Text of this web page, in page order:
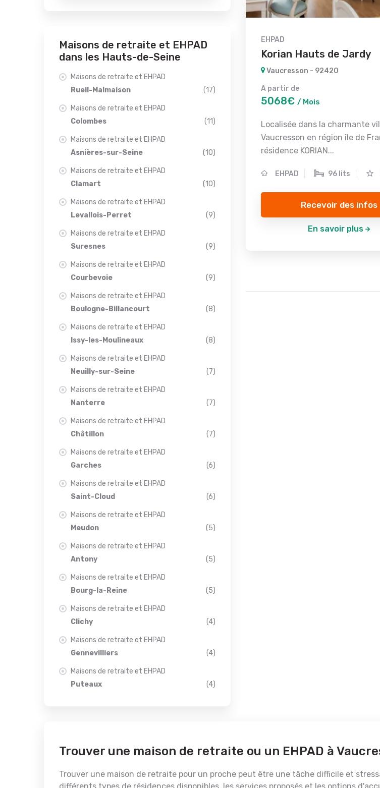
EHPAD
Korian Hauts de Jardy
Vaucresson - 92420
A partir de
5068€ / Mois
Localisée dans la charmante
Vaucresson en région île de
résidence KORIAN...
EHPAD 96 lits
Recevoir des infos
En savoir plus
Maisons de retraite et EHPAD
dans les Hauts-de-Seine
Maisons de retraite et EHPAD
Rueil-Malmaison
(17)
Maisons de retraite et EHPAD
Colombes
(11)
Maisons de retraite et EHPAD
Asnières-sur-Seine
(10)
Maisons de retraite et EHPAD
Clamart
(10)
Maisons de retraite et EHPAD
Levallois-Perret
(9)
Maisons de retraite et EHPAD
Suresnes
(9)
Maisons de retraite et EHPAD
Courbevoie
(9)
Maisons de retraite et EHPAD
Boulogne-Billancourt
(8)
Maisons de retraite et EHPAD
Issy-les-Moulineaux
(8)
Maisons de retraite et EHPAD
Neuilly-sur-Seine
(7)
Maisons de retraite et EHPAD
Nanterre
(7)
Maisons de retraite et EHPAD
Châtillon
(7)
Maisons de retraite et EHPAD
Garches
(6)
Maisons de retraite et EHPAD
Saint-Cloud
(6)
Maisons de retraite et EHPAD
Meudon
(5)
Maisons de retraite et EHPAD
Antony
(5)
Maisons de retraite et EHPAD
Bourg-la-Reine
(5)
Maisons de retraite et EHPAD
Clichy
(4)
Maisons de retraite et EHPAD
Gennevilliers
(4)
Maisons de retraite et EHPAD
Puteaux
(4)
Trouver une maison de retraite ou un EHPAD à
Trouver une maison de retraite pour un proche peut être une tâche difficile et